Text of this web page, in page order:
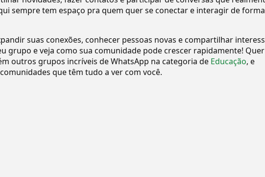
sempre tem espaço pra quem quer se conectar e interagir de
suas conexões, conhecer pessoas novas e compartilhar
grupo e veja como sua comunidade pode crescer rapidamente! Quer
outros grupos incríveis de WhatsApp na categoria de Educação, e
que têm tudo a ver com você.